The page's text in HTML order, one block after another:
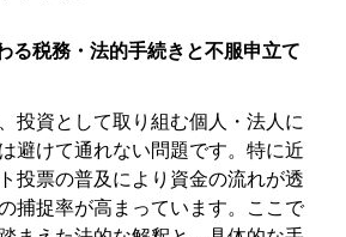
る税務・法的手続きと不服申立て
投資として取り組む個人・法人に
避けて通れない問題です。特に近
投票の普及により資金の流れが透
捕捉率が高まっています。ここで